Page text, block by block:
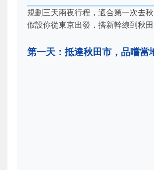
規劃三天兩夜行程，適合第一次去
假設你從東京出發，搭新幹線到秋田
第一天：抵達秋田市，品嚐當